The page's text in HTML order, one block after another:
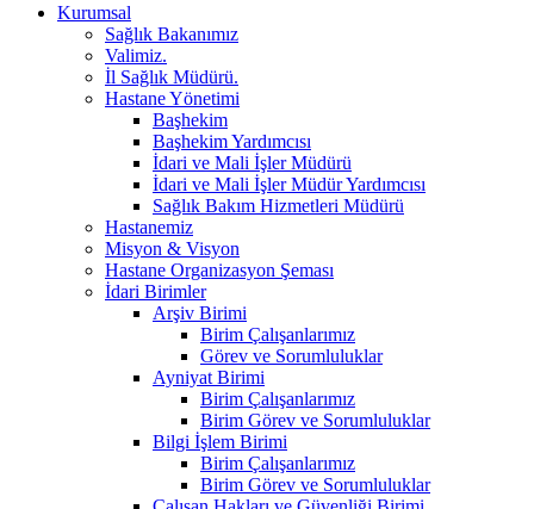
Kurumsal
Sağlık Bakanımız
Valimiz.
İl Sağlık Müdürü.
Hastane Yönetimi
Başhekim
Başhekim Yardımcısı
İdari ve Mali İşler Müdürü
İdari ve Mali İşler Müdür Yardımcısı
Sağlık Bakım Hizmetleri Müdürü
Hastanemiz
Misyon & Visyon
Hastane Organizasyon Şeması
İdari Birimler
Arşiv Birimi
Birim Çalışanlarımız
Görev ve Sorumluluklar
Ayniyat Birimi
Birim Çalışanlarımız
Birim Görev ve Sorumluluklar
Bilgi İşlem Birimi
Birim Çalışanlarımız
Birim Görev ve Sorumluluklar